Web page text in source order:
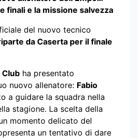
finali e la missione salvezza
del nuovo tecnico
da Caserta per il finale
Club ha presentato
nuovo allenatore: Fabio
a guidare la squadra nella
stagione. La scelta della
momento delicato del
un tentativo di dare